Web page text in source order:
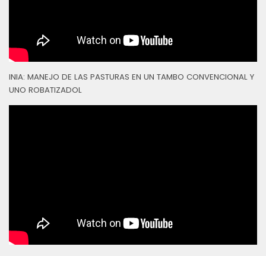
INIA: MANEJO DE LAS PASTURAS EN UN TAMBO CONVENCIONAL Y
UNO ROBATIZADOL